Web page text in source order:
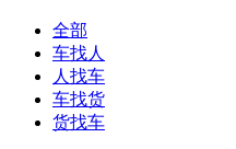
全部
车找人
人找车
车找货
货找车